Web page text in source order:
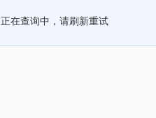
正在查询中，请刷新重试